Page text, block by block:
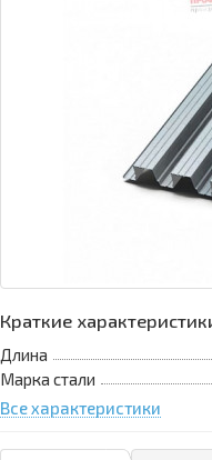
Краткие
Длина
Марка стали
Все характеристики